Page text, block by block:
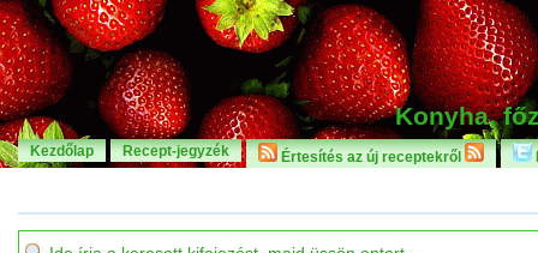
Konyha,
Kezdőlap Recept-jegyzék Értesítés az új receptekről